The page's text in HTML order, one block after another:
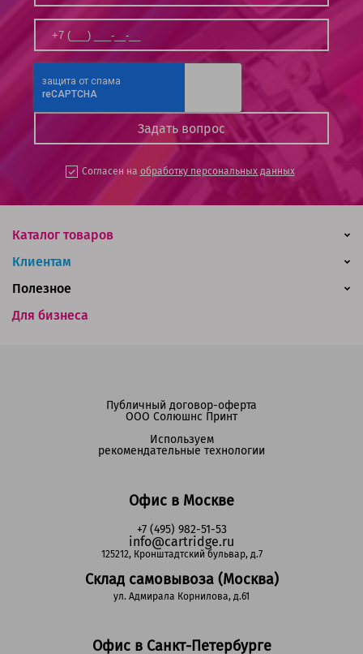
Согласен на обработку персональных данных
Каталог товаров
Клиентам
Для бизнеса
Полезное
Офис в Москве
+7 (495) 982-51-53
info@cartridge.ru
125212, Кронштадтский бульвар, д.7
Склад самовывоза (Москва)
ул. Адмирала Корнилова, д.61
Офис в Санкт-Петербурге
Публичный договор-оферта
ООО Солюшнс Принт
Используем
рекомендательные технологии